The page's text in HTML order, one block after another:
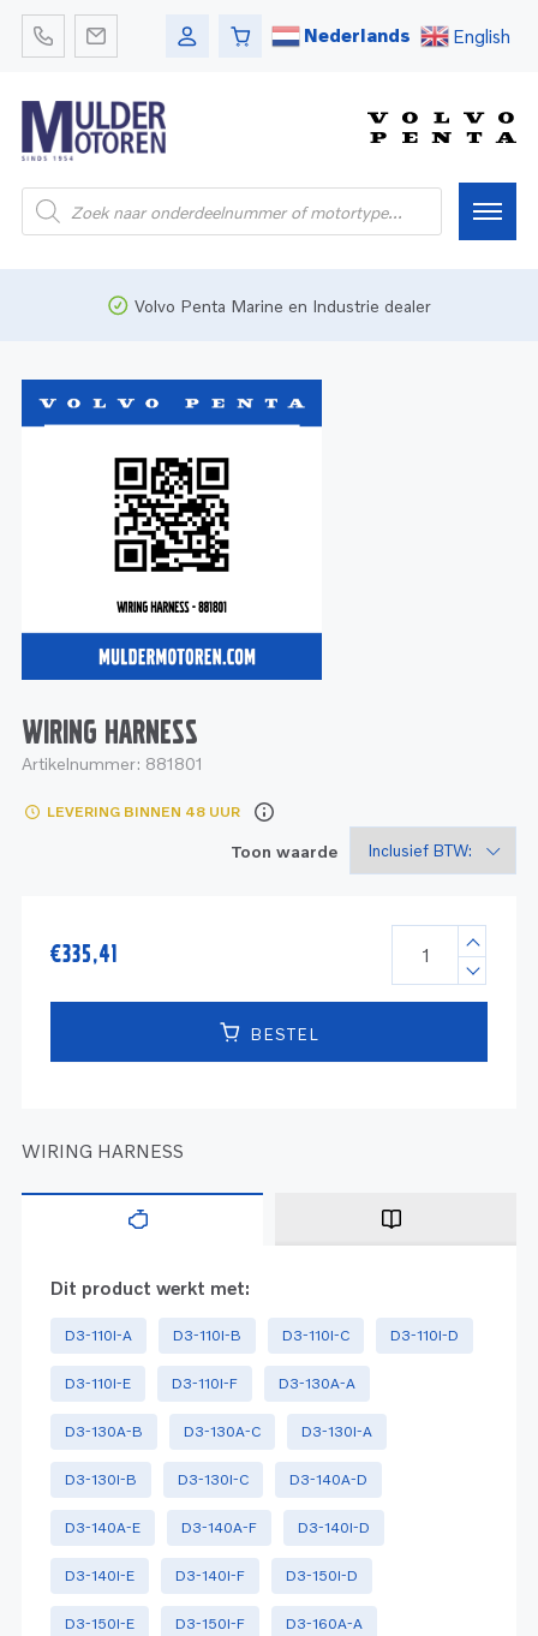
Nederlands English
Onderdelen
Bedrijfsvaart
Onderdelen
Motoren
Onderdelen
Service
Motoren
Service en onderhoud
Reman - Bedrijfsvaart
Volvo Penta Marine en Industrie dealer
WIRING HARNESS
Artikelnummer: 881801
LEVERING BINNEN 48 UUR
Toon waarde
€335,41
BESTEL
WIRING HARNESS
Dit product werkt met:
D3-110I-A D3-110I-B D3-110I-C D3-110I-D
D3-110I-E D3-110I-F D3-130A-A
D3-130A-B D3-130A-C D3-130I-A
D3-130I-B D3-130I-C D3-140A-D
D3-140A-E D3-140A-F D3-140I-D
D3-140I-E D3-140I-F D3-150I-D
D3-150I-E D3-150I-F D3-160A-A